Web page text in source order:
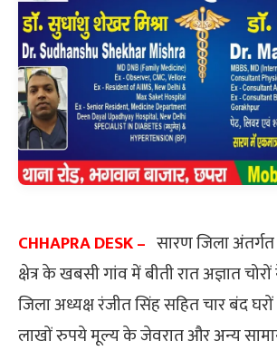
CHHAPRA DESK – सारण जिला अंतर्गत
क्षेत्र के खबसी गांव में बीती रात अज्ञात
जिला अध्यक्ष रंजीत सिंह सहित चार बंद
लाखों रुपये मूल्य के जेवरात और अन्य